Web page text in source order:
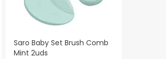
Saro Baby Set Brush Comb
Mint 2uds